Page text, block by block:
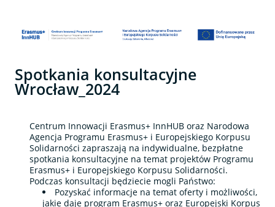
Spotkania konsultacyjne
Wrocław_2024
Centrum Innowacji Erasmus+ InnHUB oraz Narodowa
Agencja Programu Erasmus+ i Europejskiego Korpusu
Solidarności zapraszają na indywidualne, bezpłatne
spotkania konsultacyjne na temat projektów Programu
Erasmus+ i Europejskiego Korpusu Solidarności.
Podczas konsultacji będziecie mogli Państwo:
Pozyskać informacje na temat oferty i możliwości,
jakie daje program Erasmus+ oraz Europejski Korpus